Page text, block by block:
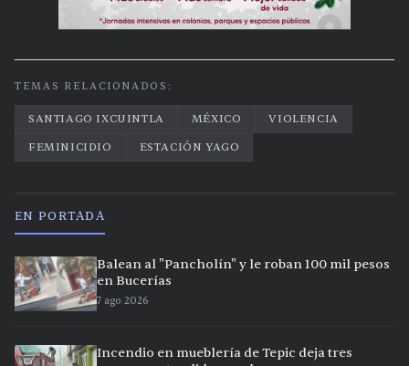
TEMAS RELACIONADOS:
SANTIAGO IXCUINTLA MÉXICO
VIOLENCIA
FEMINICIDIO
ESTACIÓN YAGO
EN PORTADA
Balean al "Pancholín" y le roban 100 mil pesos
en Bucerías
7 ago 2026
Incendio en mueblería de Tepic deja tres